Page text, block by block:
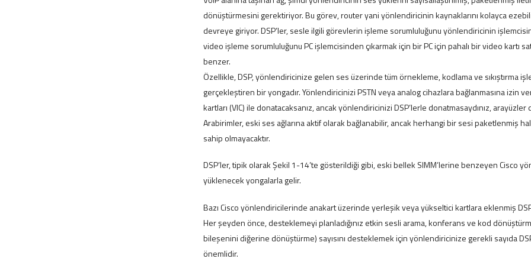
dönüştürmesini gerektiriyor. Bu görev, router yani yönlendiricinin kaynaklarını kolayca
devreye giriyor. DSP’ler, sesle ilgili görevlerin işleme sorumluluğunu yönlendiricinin
video işleme sorumluluğunu PC işlemcisinden çıkarmak için bir PC için pahalı bir video kartı
benzer.
Özellikle, DSP, yönlendiricinize gelen ses üzerinde tüm örnekleme, kodlama ve sıkıştırma
gerçekleştiren bir yongadır. Yönlendiricinizi PSTN veya analog cihazlara bağlanmasına izin
kartları (VIC) ile donatacaksanız, ancak yönlendiricinizi DSP’lerle donatmasaydınız,
Arabirimler, eski ses ağlarına aktif olarak bağlanabilir, ancak herhangi bir sesi paketlenmiş
sahip olmayacaktır.
DSP’ler, tipik olarak Şekil 1-14’te gösterildiği gibi, eski bellek SIMM’lerine benzeyen Cisco
yüklenecek yongalarla gelir.
Bazı Cisco yönlendiricilerinde anakart üzerinde yerleşik veya yükseltici kartlara eklenmiş
Her şeyden önce, desteklemeyi planladığınız etkin sesli arama, konferans ve kod
bileşenini diğerine dönüştürme) sayısını desteklemek için yönlendiricinize gerekli sayıda
önemlidir.